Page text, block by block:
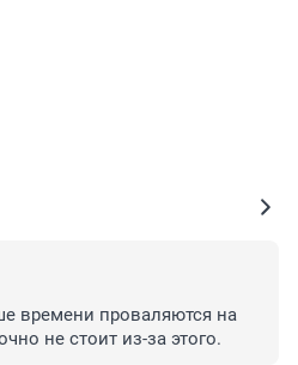
времени проваляются на
не стоит из-за этого.